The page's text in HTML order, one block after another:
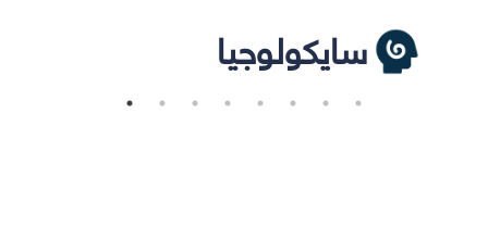
سايكولوجيا